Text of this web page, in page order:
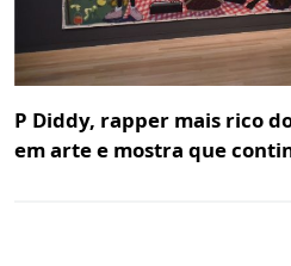
P Diddy, rapper mais rico
em arte e mostra que